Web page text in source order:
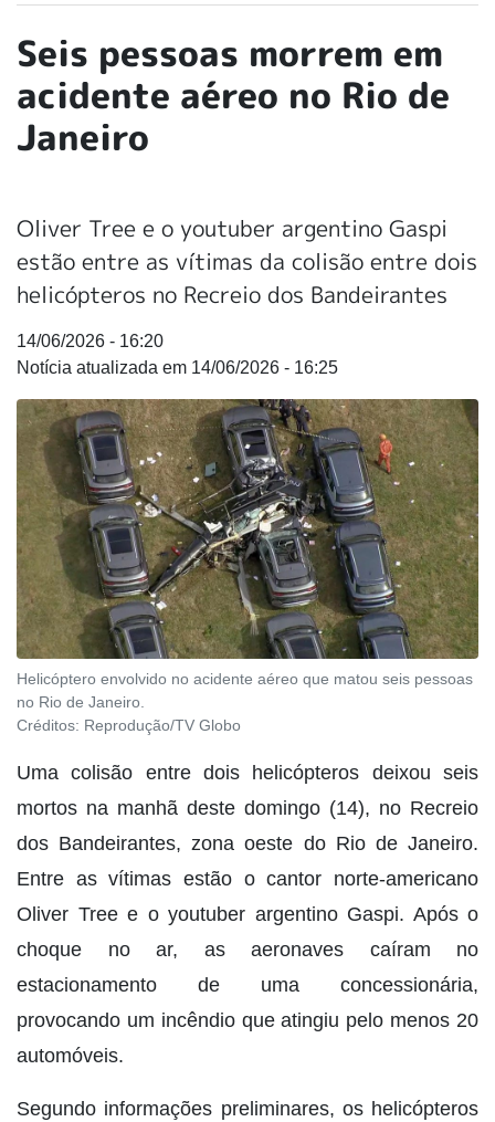
Seis pessoas morrem em
acidente aéreo no Rio de
Janeiro
Oliver Tree e o youtuber argentino Gaspi
estão entre as vítimas da colisão entre dois
helicópteros no Recreio dos Bandeirantes
14/06/2026 - 16:20
14/06/2026 - 16:25
Helicóptero envolvido no acidente aéreo que matou seis pessoas
no Rio de Janeiro.
Créditos: Reprodução/TV Globo
Uma colisão entre dois helicópteros deixou seis
mortos na manhã deste domingo (14), no Recreio
dos Bandeirantes, zona oeste do Rio de Janeiro.
Entre as vítimas estão o cantor norte-americano
Oliver Tree e o youtuber argentino Gaspi. Após o
choque no ar, as aeronaves caíram no
estacionamento de uma concessionária,
provocando um incêndio que atingiu pelo menos 20
automóveis.
Segundo informações preliminares, os helicópteros